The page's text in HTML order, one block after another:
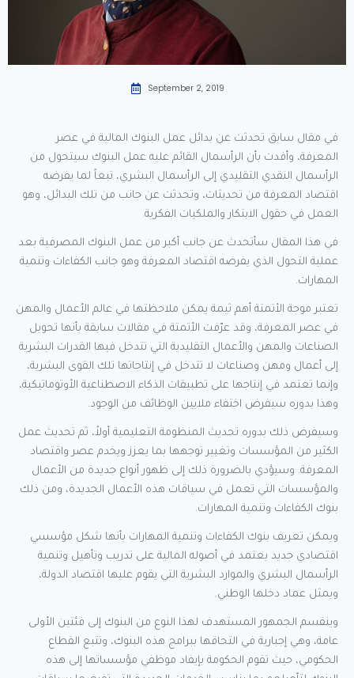
September 2, 2019
في مقال سابق تحدثت عن بدائل عمل البنوك المالية في عصر
المعرفة، وأفدت بأن الرأسمال القائم عليه عمل البنوك سيتحول من
الرأسمال النقدي التقليدي إلى الرأسمال البشري، تبعاً لما يفرضه
اقتصاد المعرفة من تحديثات، وتحدثت عن جانب من تلك البدائل، وهو
العمل في حقول الابتكار والملكيات الفكرية.
في هذا المقال سأتحدث عن جانب أكبر من عمل البنوك المصرفية بعد
عملية التحول الذي يفرضه اقتصاد المعرفة وهو جانب الكفاءات وتنمية
المهارات.
تعتبر موجة الأتمتة أهم ثيمة يمكن ملاحظتها في عالم الأعمال والمهن
في عصر المعرفة، وقد عرّفت الأتمتة في مقالات سابقة بأنها تحويل
الصناعات والمهن والأعمال التقليدية التي تتدخل فيها القدرات البشرية
إلى أعمال ومهن وصناعات لا تتدخل في إنتاجاتها تلك القوى البشرية،
وإنما تعتمد في إنتاجها على تطبيقات الذكاء الاصطناعية الأوتوماتيكية،
وهذا بدوره سيفرض اختفاء ملايين الوظائف من الوجود.
وسيفرض ذلك بدوره تحديث المنظومة التعليمية أولاً، ثم تحديث عمل
الكثير من المؤسسات وتغيير توجهها بما يعزز ويخدم عصر واقتصاد
المعرفة. وسيؤدي بالضرورة ذلك إلى ظهور أنواع جديدة من الأعمال
والمؤسسات التي تعمل في سياقات هذه الأعمال الجديدة، ومن ذلك
بنوك الكفاءات وتنمية المهارات.
ويمكن تعريف بنوك الكفاءات وتنمية المهارات بأنها شكل مؤسسي
اقتصادي جديد يعتمد في أصوله المالية على تدريب وتأهيل وتنمية
الرأسمال البشري والموارد البشرية التي يقوم عليها اقتصاد الدولة،
ويمثل عماد دخلها الوطني.
وينقسم الجمهور المستهدف لهذا النوع من البنوك إلى فئتين الأولى
عامة، وهي إجبارية في التحاقها ببرامج هذه البنوك، وتتبع القطاع
الحكومي، حيث تقوم الحكومة بإيفاد موظفي مؤسساتها إلى هذه